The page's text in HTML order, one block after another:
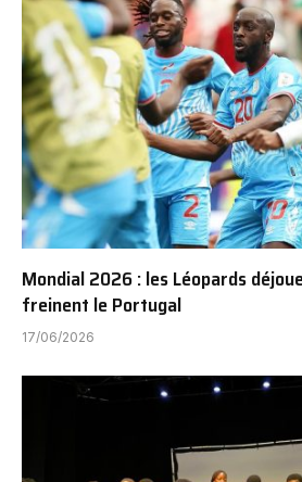
Mondial 2026 : les Léopards
freinent le Portugal
17/06/2026